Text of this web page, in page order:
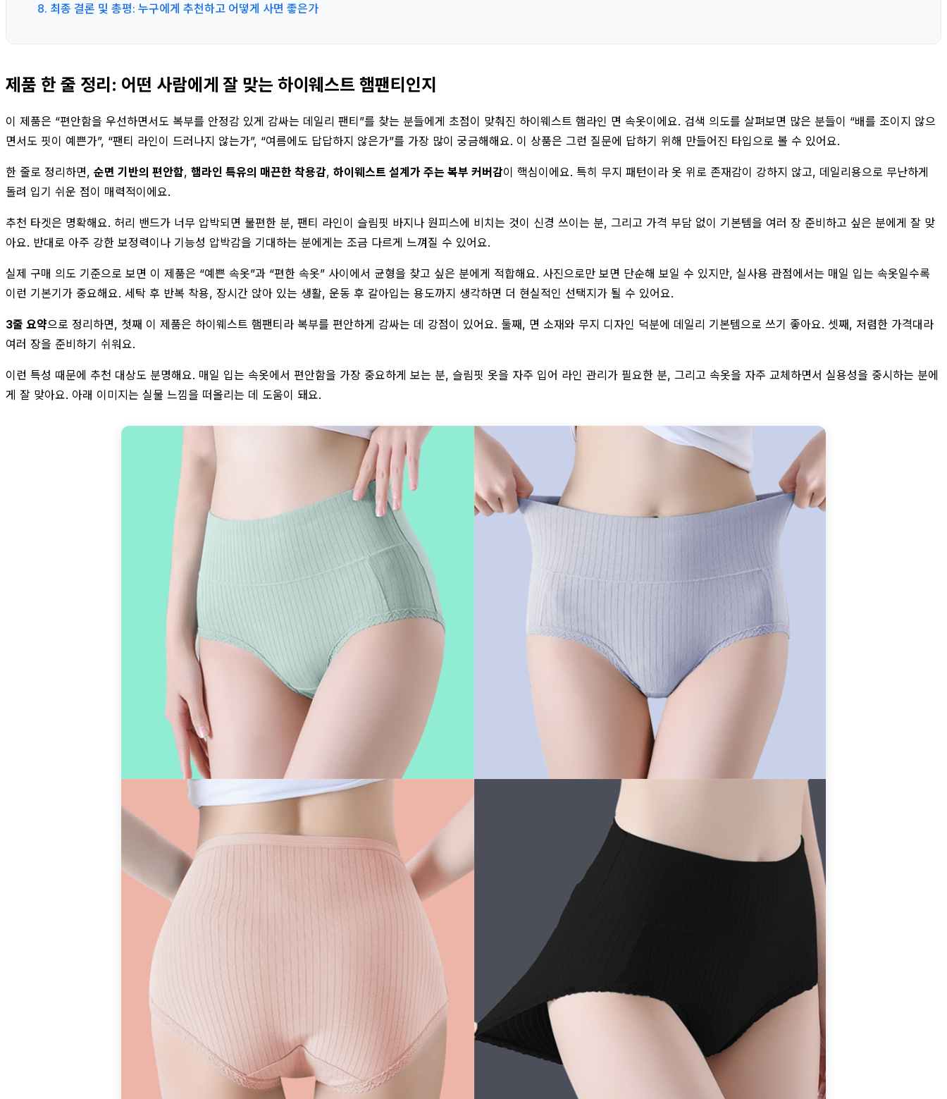
8. 최종 결론 및 총평: 누구에게 추천하고 어떻게 사면 좋은가
제품 한 줄 정리: 어떤 사람에게 잘 맞는 하이웨스트 햄팬티인지
이 제품은 “편안함을 우선하면서도 복부를 안정감 있게 감싸는 데일리 팬티”를 찾는 분들에게 초점이 맞춰진 하이웨스트 햄라인 면 속옷이에요. 검색 의도를 살펴보면 많은 분들이 “배를 조이지 않으
면서도 핏이 예쁜가”, “팬티 라인이 드러나지 않는가”, “여름에도 답답하지 않은가”를 가장 많이 궁금해해요. 이 상품은 그런 질문에 답하기 위해 만들어진 타입으로 볼 수 있어요.
한 줄로 정리하면, 순면 기반의 편안함, 햄라인 특유의 매끈한 착용감, 하이웨스트 설계가 주는 복부 커버감이 핵심이에요. 특히 무지 패턴이라 옷 위로 존재감이 강하지 않고, 데일리용으로 무난하게
돌려 입기 쉬운 점이 매력적이에요.
추천 타겟은 명확해요. 허리 밴드가 너무 압박되면 불편한 분, 팬티 라인이 슬림핏 바지나 원피스에 비치는 것이 신경 쓰이는 분, 그리고 가격 부담 없이 기본템을 여러 장 준비하고 싶은 분에게 잘 맞
아요. 반대로 아주 강한 보정력이나 기능성 압박감을 기대하는 분에게는 조금 다르게 느껴질 수 있어요.
실제 구매 의도 기준으로 보면 이 제품은 “예쁜 속옷”과 “편한 속옷” 사이에서 균형을 찾고 싶은 분에게 적합해요. 사진으로만 보면 단순해 보일 수 있지만, 실사용 관점에서는 매일 입는 속옷일수록
이런 기본기가 중요해요. 세탁 후 반복 착용, 장시간 앉아 있는 생활, 운동 후 갈아입는 용도까지 생각하면 더 현실적인 선택지가 될 수 있어요.
3줄 요약으로 정리하면, 첫째 이 제품은 하이웨스트 햄팬티라 복부를 편안하게 감싸는 데 강점이 있어요. 둘째, 면 소재와 무지 디자인 덕분에 데일리 기본템으로 쓰기 좋아요. 셋째, 저렴한 가격대라
여러 장을 준비하기 쉬워요.
이런 특성 때문에 추천 대상도 분명해요. 매일 입는 속옷에서 편안함을 가장 중요하게 보는 분, 슬림핏 옷을 자주 입어 라인 관리가 필요한 분, 그리고 속옷을 자주 교체하면서 실용성을 중시하는 분에
게 잘 맞아요. 아래 이미지는 실물 느낌을 떠올리는 데 도움이 돼요.